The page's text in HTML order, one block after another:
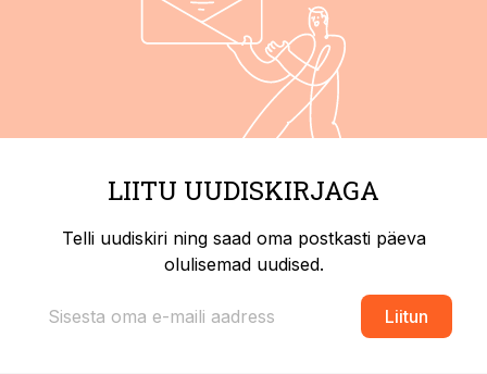
LIITU UUDISKIRJAGA
Telli uudiskiri ning saad oma postkasti päeva
olulisemad uudised.
Liitun